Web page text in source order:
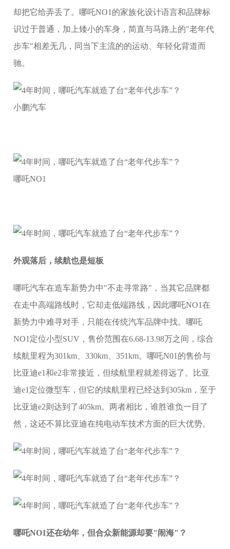
却把它给弄丢了。哪吒NO1的家族化设计语言和品牌标
识过于普通，加上矮小的车身，简直与马路上的"老年代
步车"相差无几，同当下主流的的运动、年轻化背道而
驰。
小鹏汽车
哪吒NO1
外观落后，续航也是短板
哪吒汽车在造车新势力中"不走寻常路"，当其它品牌都
在走中高端路线时，它却走低端路线，因此哪吒NO1在
新势力中难寻对手，只能在传统汽车品牌中找。哪吒
NO1定位小型SUV，售价范围在6.68-13.98万之间，综合
续航里程为301km、330km、351km。哪吒N01的售价与
比亚迪e1和e2非常接近，但续航里程就差得远了。比亚
迪e1定位微型车，但它的续航里程已经达到305km，至于
比亚迪e2则达到了405km。两者相比，谁胜谁负一目了
然，这还不算比亚迪在纯电动车技术方面的巨大优势。
哪吒NO1还在幼年，但合众新能源却要"闹海"？